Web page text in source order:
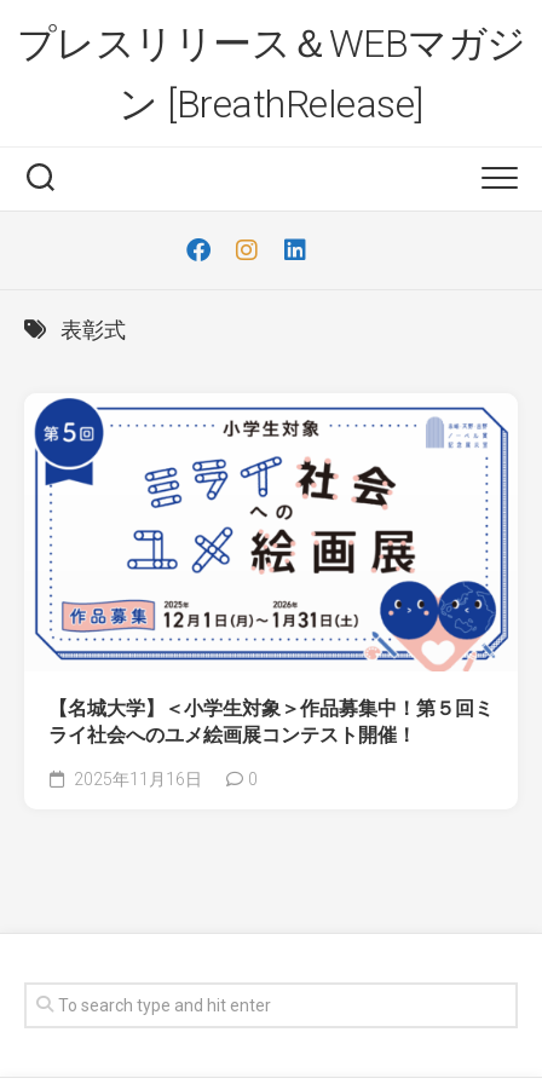
content
プレスリリース＆WEBマガジ
ン [BreathRelease]
表彰式
【名城大学】＜小学生対象＞作品募集中！第５回ミ
ライ社会へのユメ絵画展コンテスト開催！
2025年11月16日 0